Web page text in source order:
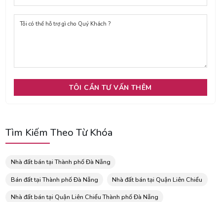
Tìm Kiếm Theo Từ Khóa
Nhà đất bán tại Thành phố Đà Nẵng
Bán đất tại Thành phố Đà Nẵng Nhà đất bán tại Quận Liên Chiểu
Nhà đất bán tại Quận Liên Chiểu Thành phố Đà Nẵng